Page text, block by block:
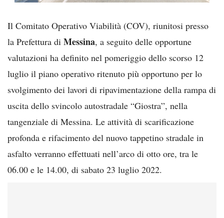
Il Comitato Operativo Viabilità (COV), riunitosi presso
la Prefettura di Messina, a seguito delle opportune
valutazioni ha definito nel pomeriggio dello scorso 12
luglio il piano operativo ritenuto più opportuno per lo
svolgimento dei lavori di ripavimentazione della rampa di
uscita dello svincolo autostradale “Giostra”, nella
tangenziale di Messina. Le attività di scarificazione
profonda e rifacimento del nuovo tappetino stradale in
asfalto verranno effettuati nell’arco di otto ore, tra le
06.00 e le 14.00, di sabato 23 luglio 2022.